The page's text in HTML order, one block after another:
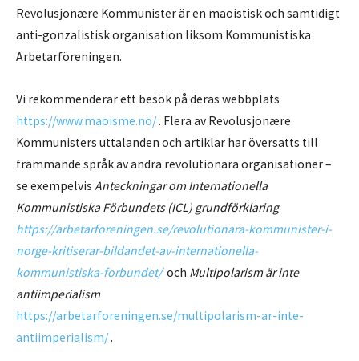
Revolusjonære Kommunister är en maoistisk och samtidigt
anti-gonzalistisk organisation liksom Kommunistiska
Arbetarföreningen.
Vi rekommenderar ett besök på deras webbplats
https://www.maoisme.no/. Flera av Revolusjonære
Kommunisters uttalanden och artiklar har översatts till
främmande språk av andra revolutionära organisationer –
se exempelvis Anteckningar om Internationella
Kommunistiska Förbundets (ICL) grundförklaring
https://arbetarforeningen.se/revolutionara-kommunister-i-
norge-kritiserar-bildandet-av-internationella-
kommunistiska-forbundet/ och Multipolarism är inte
antiimperialism
https://arbetarforeningen.se/multipolarism-ar-inte-
antiimperialism/.